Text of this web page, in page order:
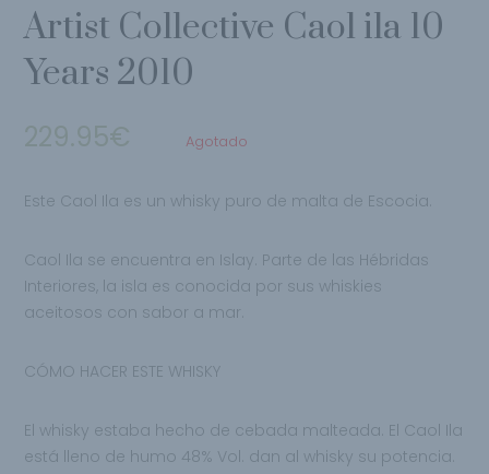
Artist Collective Caol ila 10
Years 2010
229.95€ Agotado
Este Caol Ila es un whisky puro de malta de Escocia.
Caol Ila se encuentra en Islay. Parte de las Hébridas
Interiores, la isla es conocida por sus whiskies
aceitosos con sabor a mar.
CÓMO HACER ESTE WHISKY
El whisky estaba hecho de cebada malteada. El Caol Ila
está lleno de humo 48% Vol. dan al whisky su potencia.